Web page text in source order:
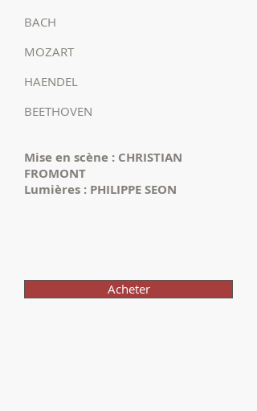
BACH
MOZART
HAENDEL
BEETHOVEN
Mise en scène : CHRISTIAN
FROMONT
Lumières : PHILIPPE SEON
Acheter